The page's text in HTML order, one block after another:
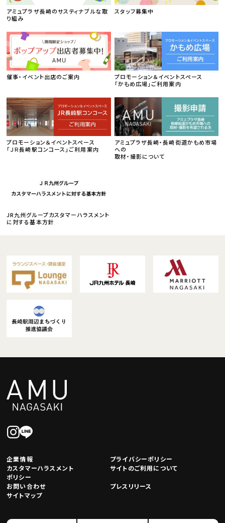
アミュプラザ長崎のサスティナブルな取
り組み
スタッフ募集中
催事・イベント出店のご案内
プロモーション＆イベントスペース
「かもめ広場」ご利用案内
プロモーション＆イベントスペース
「ＪＲ長崎駅コンコース」ご利用案内
アミュプラザ長崎・長崎街道かもめ市場
への
取材・撮影について
JR九州グループカスタマーハラスメント
に対する基本方針
企業情報
プライバシーポリシー
カスタマーハラスメント
ポリシー
サイトのご利用について
お問い合わせ
プレスリリース
サイトマップ